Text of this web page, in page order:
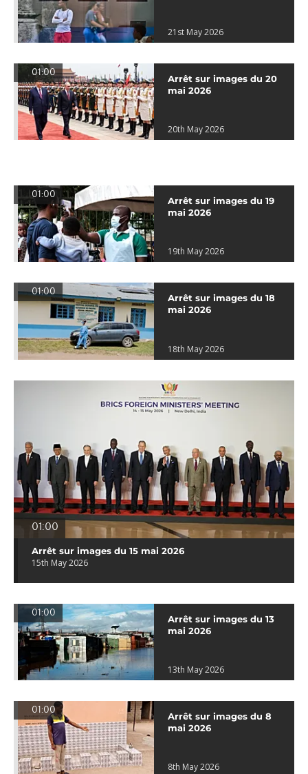
21st May 2026
01:00
Arrêt sur images du 20
mai 2026
20th May 2026
01:00
Arrêt sur images du 19
mai 2026
19th May 2026
01:00
Arrêt sur images du 18
mai 2026
18th May 2026
01:00
Arrêt sur images du 15 mai 2026
15th May 2026
01:00
Arrêt sur images du 13
mai 2026
13th May 2026
01:00
Arrêt sur images du 8
mai 2026
8th May 2026